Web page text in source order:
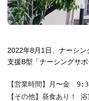
2022年8月1日、ナーシ
支援B型「ナーシングサ
【営業時間】月〜金　
【その他】昼食あり！